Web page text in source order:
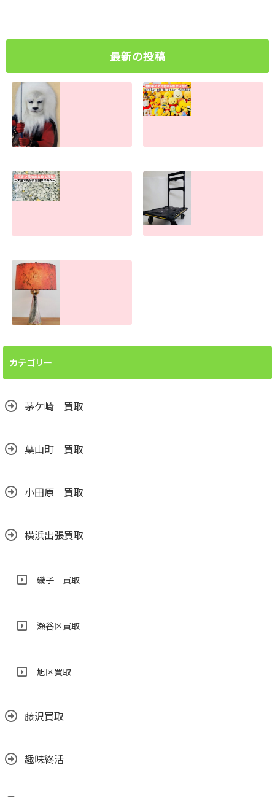
最新の投稿
古い物・キズ汚れ
があっても売れま
す！
分のお手伝いしま
とめて買取しま
す。大量でもお任
せください
2026.07.22
せんか？汚れても
売れます！
カテゴリー
茅ケ崎 買取
葉山町 買取
小田原 買取
横浜出張買取
磯子 買取
瀬谷区買取
旭区買取
藤沢買取
趣味終活